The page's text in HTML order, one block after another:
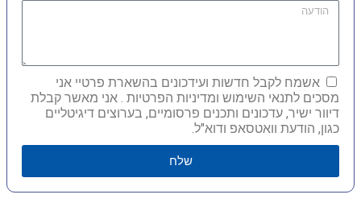
אשמח לקבל חדשות ועידכונים בהשארת פרטיי אני
מסכים לתנאי השימוש ומדיניות הפרטיות . אני מאשר קבלת
דיוור ישיר, עדכונים ותכנים פרסומיים, בערוצים דיגיטליים
כגון, הודעת וואטסאפ ודוא"ל.
שלח